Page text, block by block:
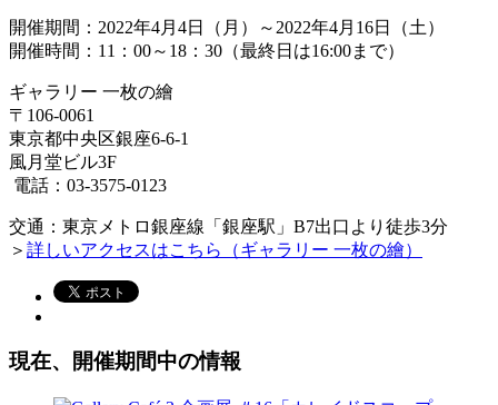
開催期間：2022年4月4日（月）～2022年4月16日（土）
開催時間：11：00～18：30（最終日は16:00まで）
ギャラリー 一枚の繪
〒106-0061
東京都中央区銀座6-6-1
風月堂ビル3F
電話：03-3575-0123
交通：東京メトロ銀座線「銀座駅」B7出口より徒歩3分
＞ 詳しいアクセスはこちら（ギャラリー 一枚の繪）
現在、開催期間中の情報